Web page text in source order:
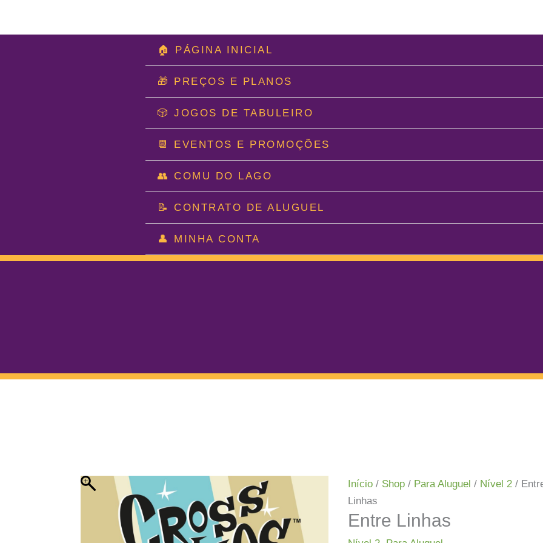
🏠 PÁGINA INICIAL
🎁 PREÇOS E PLANOS
🎲 JOGOS DE TABULEIRO
📆 EVENTOS E PROMOÇÕES
👥 COMU DO LAGO
📝 CONTRATO DE ALUGUEL
👤 MINHA CONTA
Início / Shop / Para Aluguel / Nível 2 /
Linhas
Entre Linhas